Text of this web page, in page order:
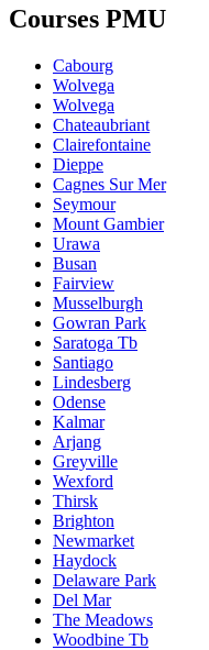
Courses PMU
Cabourg
Wolvega
Wolvega
Chateaubriant
Clairefontaine
Dieppe
Cagnes Sur Mer
Seymour
Mount Gambier
Urawa
Busan
Fairview
Musselburgh
Gowran Park
Saratoga Tb
Santiago
Lindesberg
Odense
Kalmar
Arjang
Greyville
Wexford
Thirsk
Brighton
Newmarket
Haydock
Delaware Park
Del Mar
The Meadows
Woodbine Tb